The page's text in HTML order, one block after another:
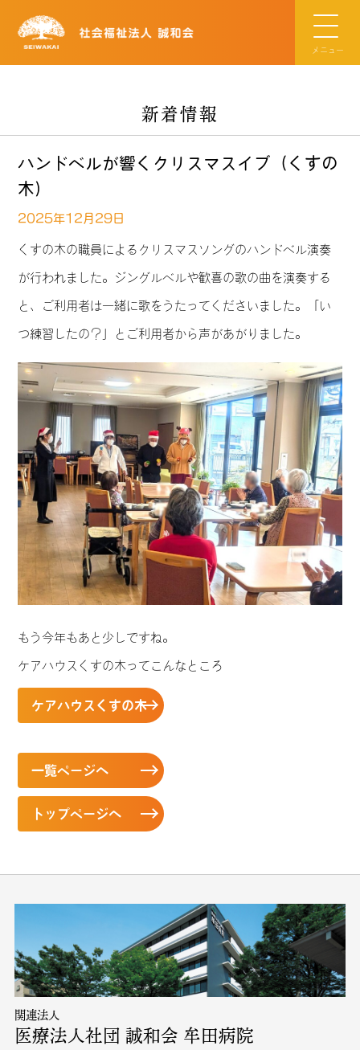
メニュー
新着情報
ハンドベルが響くクリスマスイブ（くすの
木）
2025年12月29日
くすの木の職員によるクリスマスソングのハンドベル演奏
が行われました。ジングルベルや歓喜の歌の曲を演奏する
と、ご利用者は一緒に歌をうたってくださいました。「い
つ練習したの？」とご利用者から声があがりました。
もう今年もあと少しですね。
ケアハウスくすの木ってこんなところ
ケアハウスくすの木
一覧ページへ
トップページへ
関連法人
医療法人社団 誠和会 牟田病院